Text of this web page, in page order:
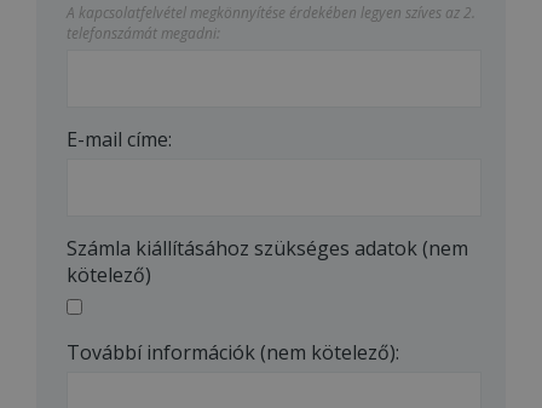
A kapcsolatfelvétel megkönnyítése érdekében legyen szíves az 2.
telefonszámát megadni:
E-mail címe:
Számla kiállításához szükséges adatok (nem
kötelező)
Továbbí információk (nem kötelező):